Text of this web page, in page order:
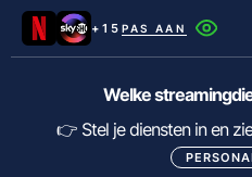
+15 PAS AAN
Netflix
Disney+
Welke
👉 Stel je diensten in en